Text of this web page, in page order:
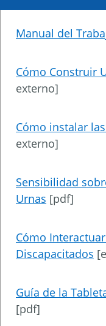
Manual del
Cómo Construir
externo]
Cómo instalar
externo]
Sensibilidad
Urnas [pdf]
Cómo
Discapacitados
Guía de la
[pdf]